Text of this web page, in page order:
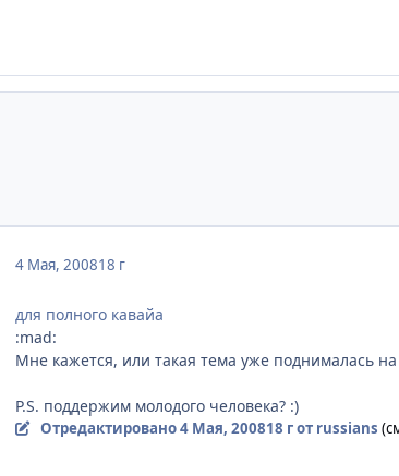
4 Мая, 200818 г
для полного кавайа
:mad:
Мне кажется, или такая тема уже поднималась
P.S. поддержим молодого человека? :)
Отредактировано4 Мая, 200818 гот russians